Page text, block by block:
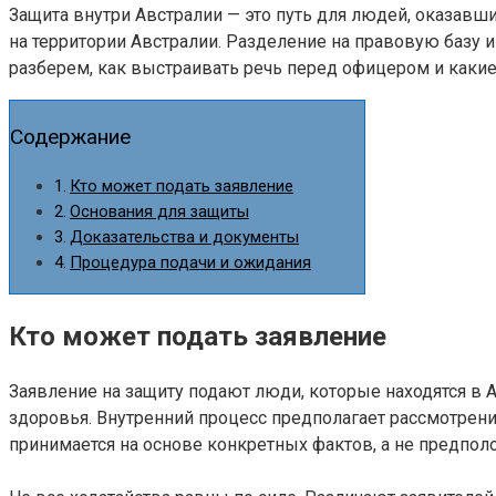
Защита внутри Австралии — это путь для людей,
на территории Австралии. Разделение на правовую базу
разберем, как выстраивать речь перед офицером и
Содержание
Кто может подать заявление
Основания для защиты
Доказательства и документы
Процедура подачи и ожидания
Кто может подать заявление
Заявление на защиту подают люди, которые находятся
здоровья. Внутренний процесс предполагает
принимается на основе конкретных фактов, а не